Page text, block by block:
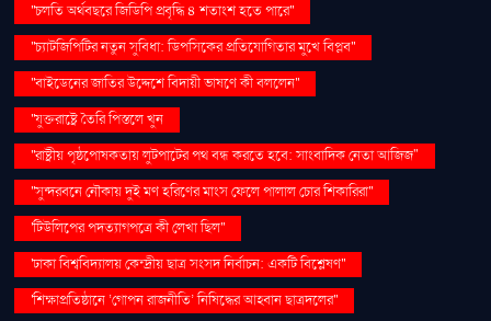
''চলতি অর্থবছরে জিডিপি প্রবৃদ্ধি ৪ শতাংশ হতে পারে''
''চ্যাটজিপিটির নতুন সুবিধা: ডিপসিকের প্রতিযোগিতার মুখে বিপ্লব''
''বাইডেনের জাতির উদ্দেশে বিদায়ী ভাষণে কী বললেন''
''যুক্তরাষ্ট্রে তৈরি পিস্তলে খুন
''রাষ্ট্রীয় পৃষ্ঠপোষকতায় লুটপাটের পথ বন্ধ করতে হবে: সাংবাদিক নেতা আজিজ"
''সুন্দরবনে নৌকায় দুই মণ হরিণের মাংস ফেলে পালাল চোর শিকারিরা''
'টিউলিপের পদত্যাগপত্রে কী লেখা ছিল''
'ঢাকা বিশ্ববিদ্যালয় কেন্দ্রীয় ছাত্র সংসদ নির্বাচন: একটি বিশ্লেষণ''
'শিক্ষাপ্রতিষ্ঠানে ‘গোপন রাজনীতি’ নিষিদ্ধের আহ্বান ছাত্রদলের''